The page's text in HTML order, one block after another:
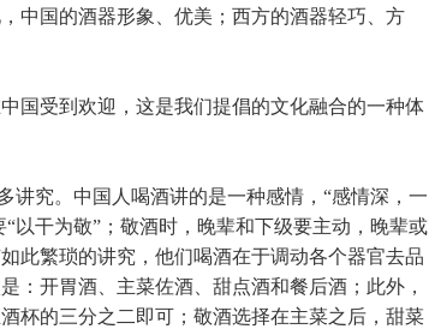
中国的酒器形象、优美；西方的酒器轻巧、方
国受到欢迎，这是我们提倡的文化融合的一种体
讲究。中国人喝酒讲的是一种感情，“感情深，一
以干为敬”；敬酒时，晚辈和下级要主动，晚辈或
此繁琐的讲究，他们喝酒在于调动各个器官去品
：开胃酒、主菜佐酒、甜点酒和餐后酒；此外，
杯的三分之二即可；敬酒选择在主菜之后，甜菜